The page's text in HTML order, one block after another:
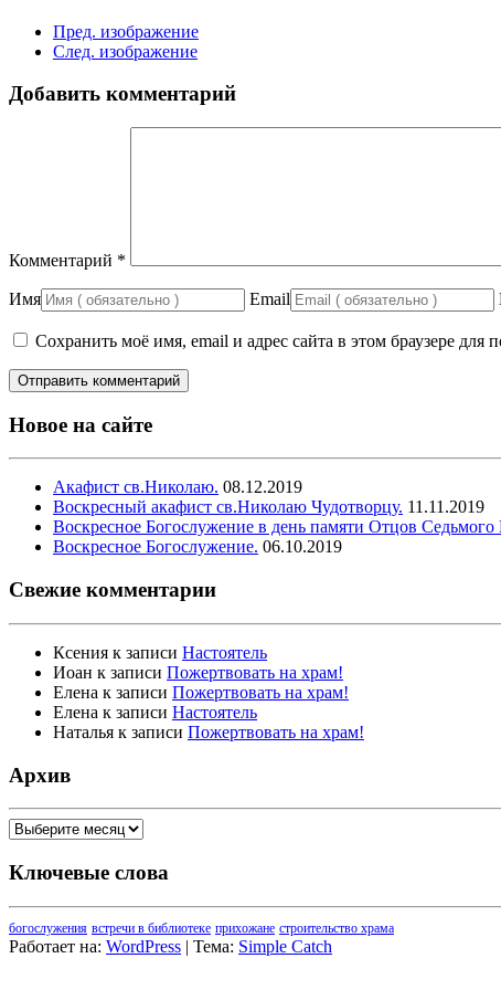
Пред. изображение
След. изображение
Добавить комментарий
Комментарий *
Имя Email
Сохранить моё имя, email и адрес сайта в этом браузере
Новое на сайте
Акафист св.Николаю. 08.12.2019
Воскресный акафист св.Николаю Чудотворцу. 11.11.2019
Воскресное Богослужение в день памяти Отцов Седьмого
Воскресное Богослужение. 06.10.2019
Свежие комментарии
Ксения к записи Настоятель
Иоан к записи Пожертвовать на храм!
Елена к записи Пожертвовать на храм!
Елена к записи Настоятель
Наталья к записи Пожертвовать на храм!
Архив
Архив
Ключевые слова
богослужения встречи в библиотеке прихожане строительство храма
Работает на: WordPress | Тема: Simple Catch